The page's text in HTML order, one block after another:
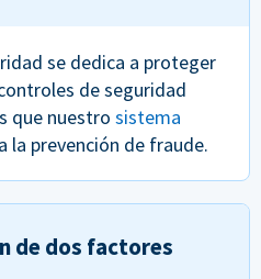
se dedica a proteger
de seguridad
que nuestro sistema
la prevención de fraude.
de dos factores